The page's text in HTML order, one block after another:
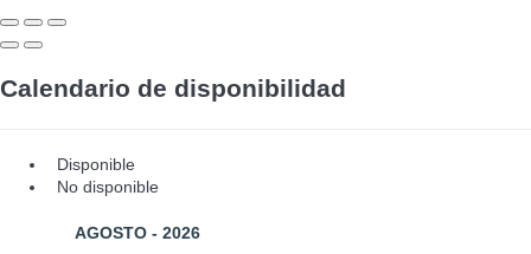
Calendario de disponibilidad
Disponible
No disponible
AGOSTO - 2026